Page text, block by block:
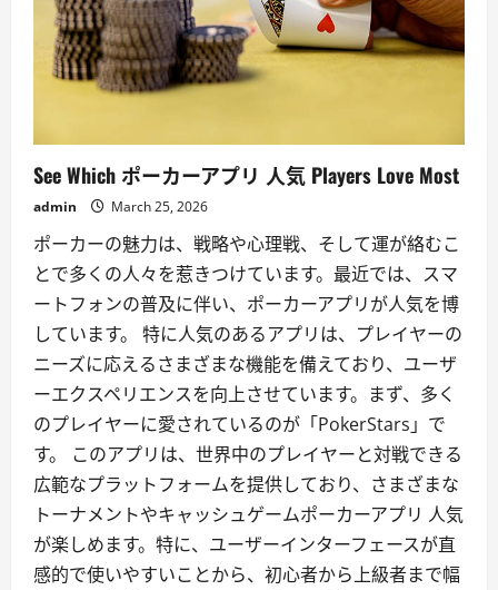
See Which ポーカーアプリ 人気 Players Love Most
admin March 25, 2026
ポーカーの魅力は、戦略や心理戦、そして運が絡むこ
とで多くの人々を惹きつけています。最近では、スマ
ートフォンの普及に伴い、ポーカーアプリが人気を博
しています。 特に人気のあるアプリは、プレイヤーの
ニーズに応えるさまざまな機能を備えており、ユーザ
ーエクスペリエンスを向上させています。まず、多く
のプレイヤーに愛されているのが「PokerStars」で
す。 このアプリは、世界中のプレイヤーと対戦できる
広範なプラットフォームを提供しており、さまざまな
トーナメントやキャッシュゲームポーカーアプリ 人気
が楽しめます。特に、ユーザーインターフェースが直
感的で使いやすいことから、初心者から上級者まで幅